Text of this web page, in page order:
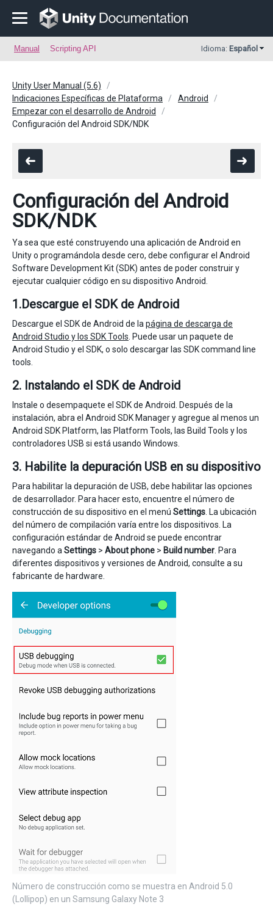
Manual Scripting API Idioma: Español
Unity User Manual (5.6)
Indicaciones Específicas de Plataforma
Android
Empezar con el desarrollo de Android
Configuración del Android SDK/NDK
Configuración del Android
SDK/NDK
Ya sea que esté construyendo una aplicación de Android en
Unity o programándola desde cero, debe configurar el Android
Software Development Kit (SDK) antes de poder construir y
ejecutar cualquier código en su dispositivo Android.
1.Descargue el SDK de Android
Descargue el SDK de Android de la página de descarga de
Android Studio y los SDK Tools . Puede usar un paquete de
Android Studio y el SDK, o solo descargar las SDK command line
tools.
2. Instalando el SDK de Android
Instale o desempaquete el SDK de Android. Después de la
instalación, abra el Android SDK Manager y agregue al menos un
Android SDK Platform, las Platform Tools, las Build Tools y los
controladores USB si está usando Windows.
3. Habilite la depuración USB en su dispositivo
Para habilitar la depuración de USB, debe habilitar las opciones
de desarrollador. Para hacer esto, encuentre el número de
construcción de su dispositivo en el menú Settings . La ubicación
del número de compilación varía entre los dispositivos. La
configuración estándar de Android se puede encontrar
navegando a Settings > About phone > Build number . Para
diferentes dispositivos y versiones de Android, consulte a su
fabricante de hardware.
Número de construcción como se muestra en Android 5.0
(Lollipop) en un Samsung Galaxy Note 3